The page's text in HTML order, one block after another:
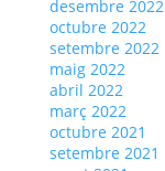
desembre 2022
octubre 2022
setembre 2022
maig 2022
abril 2022
març 2022
octubre 2021
setembre 2021